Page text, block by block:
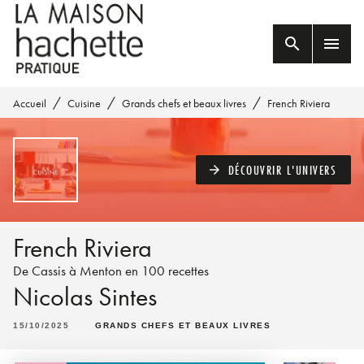
MENU RECHERCHE
PIED DE PAGE
search menu
Accueil / Cuisine / Grands chefs et beaux livres / French Riviera
arrow_forward DÉCOUVRIR L'UNIVERS
French Riviera
De Cassis à Menton en 100 recettes
Nicolas Sintes
15/10/2025 GRANDS CHEFS ET BEAUX LIVRES